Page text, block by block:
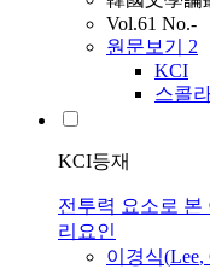
Vol.61 No.-
원문보기 2
KCI
스콜
KCI등재
전투력 요소로 본
리요인
이경식(Lee,